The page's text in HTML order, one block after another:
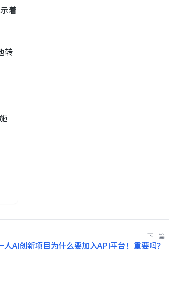
着
转
下一篇
人AI创新项目为什么要加入API平台！重要吗？